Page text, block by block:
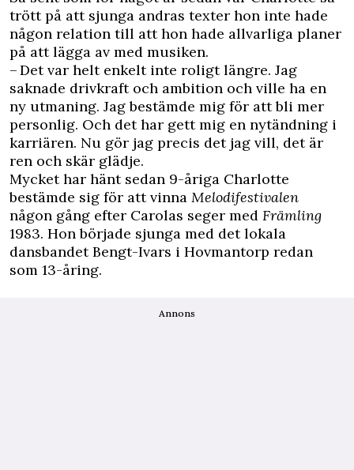
trött på att sjunga andras texter hon inte hade
någon relation till att hon hade allvarliga planer
på att lägga av med musiken.
– Det var helt enkelt inte roligt längre. Jag
saknade drivkraft och ambition och ville ha en
ny utmaning. Jag bestämde mig för att bli mer
personlig. Och det har gett mig en nytändning i
karriären. Nu gör jag precis det jag vill, det är
ren och skär glädje.
Mycket har hänt sedan 9-åriga Charlotte
bestämde sig för att vinna Melodifestivalen
någon gång efter Carolas seger med Främling
1983. Hon började sjunga med det lokala
dansbandet Bengt-Ivars i Hovmantorp redan
som 13-åring.
Annons